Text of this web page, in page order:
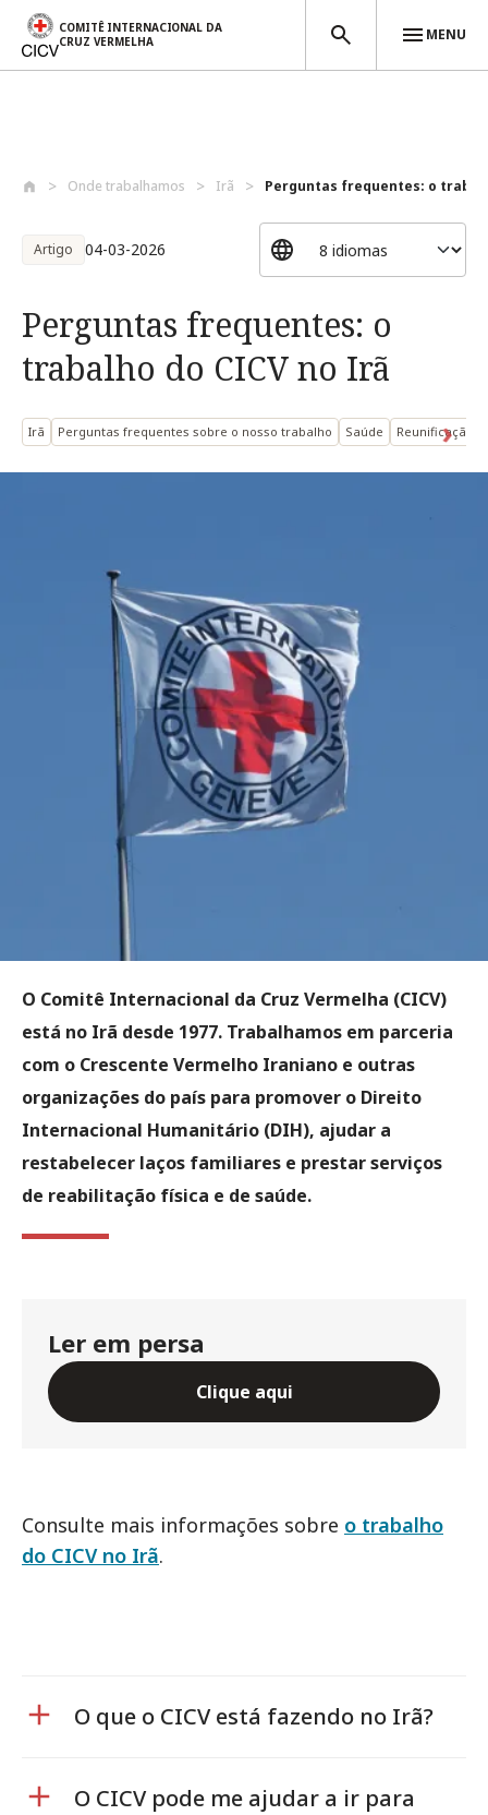
COMITÊ INTERNACIONAL DA
CRUZ VERMELHA
MENU
Onde trabalhamos Irã Perguntas frequentes: o
Artigo 04-03-2026
Perguntas frequentes: o
trabalho do CICV no Irã
Irã Perguntas frequentes sobre o nosso trabalho Saúde Reunificação
O Comitê Internacional da Cruz Vermelha (CICV)
está no Irã desde 1977. Trabalhamos em parceria
com o Crescente Vermelho Iraniano e outras
organizações do país para promover o Direito
Internacional Humanitário (DIH), ajudar a
restabelecer laços familiares e prestar serviços
de reabilitação física e de saúde.
Ler em persa
Clique aqui
Consulte mais informações sobre o trabalho
do CICV no Irã.
O que o CICV está fazendo no Irã?
O CICV pode me ajudar a ir para